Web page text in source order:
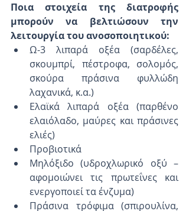
Ποια στοιχεία της διατροφής
μπορούν να βελτιώσουν την
λειτουργία του ανοσοποιητικού:
Ω-3 λιπαρά οξέα (σαρδέλες,
σκουμπρί, πέστροφα, σολομός,
σκούρα πράσινα φυλλώδη
λαχανικά, κ.α.)
Ελαϊκά λιπαρά οξέα (παρθένο
ελαιόλαδο, μαύρες και πράσινες
ελιές)
Προβιοτικά
Μηλόξιδο (υδροχλωρικό οξύ –
αφομοιώνει τις πρωτεΐνες και
ενεργοποιεί τα ένζυμα)
Πράσινα τρόφιμα (σπιρουλίνα,